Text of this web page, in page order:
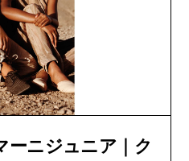
ーニジュニア｜ク